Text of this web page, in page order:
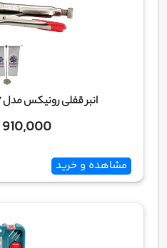
انبر قفلی رونیکس مدل RH-1407 سایز 7 اینچ
910,000
مشاهده و خرید